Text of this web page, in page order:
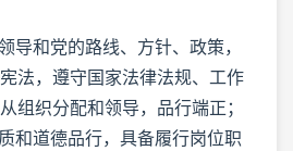
导和党的路线、方针、政策，
法，遵守国家法律法规、工作
组织分配和领导，品行端正；
和道德品行，具备履行岗位职